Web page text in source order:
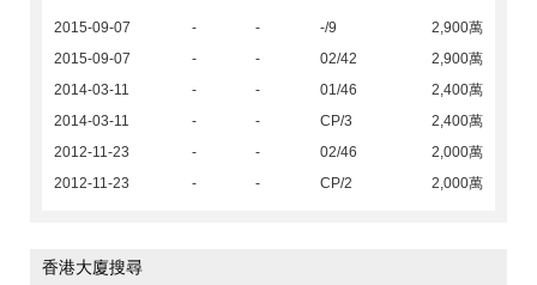
2015-09-07 - - -/9
2,900萬
2015-09-07
- - 02/42
2,900萬
2014-03-11
- - 01/46
2,400萬
2014-03-11
- - CP/3
2,400萬
2012-11-23
- - 02/46
2,000萬
2012-11-23
- - CP/2 2,000萬
香港大廈搜尋